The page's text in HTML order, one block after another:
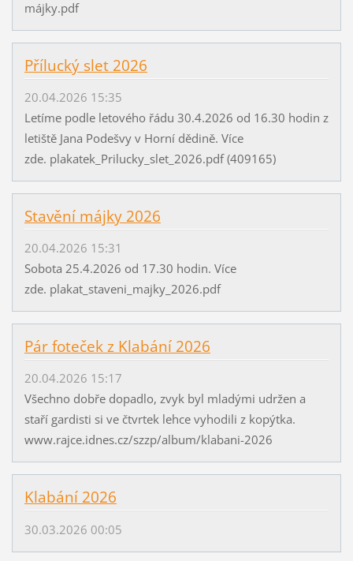
májky.pdf
Přílucký slet 2026
20.04.2026 15:35
Letíme podle letového řádu 30.4.2026 od 16.30 hodin z
letiště Jana Podešvy v Horní dědině. Více
zde. plakatek_Prilucky_slet_2026.pdf (409165)
Stavění májky 2026
20.04.2026 15:31
Sobota 25.4.2026 od 17.30 hodin. Více
zde. plakat_staveni_majky_2026.pdf
Pár foteček z Klabání 2026
20.04.2026 15:17
Všechno dobře dopadlo, zvyk byl mladými udržen a
staří gardisti si ve čtvrtek lehce vyhodili z kopýtka.
www.rajce.idnes.cz/szzp/album/klabani-2026
Klabání 2026
30.03.2026 00:05